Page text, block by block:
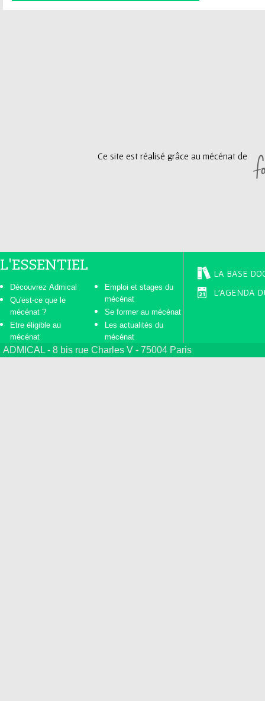
Ce site est réalisé grâce au mécénat de
L'ESSENTIEL
Découvrez Admical
Qu'est-ce que le
mécénat ?
Etre éligible au
mécénat
Emploi et stages du
mécénat
Se former au mécénat
Les actualités du
mécénat
LA BASE
L'AGENDA
ADMICAL - 8 bis rue Charles V - 75004 Paris